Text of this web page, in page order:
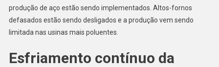
produção de aço estão sendo implementados. Altos-fornos
defasados estão sendo desligados e a produção vem sendo
limitada nas usinas mais poluentes.
Esfriamento contínuo da